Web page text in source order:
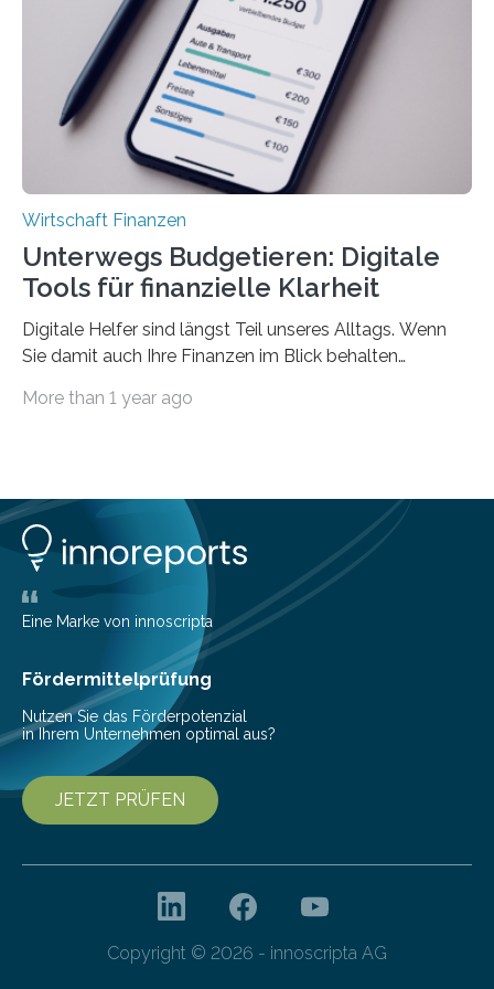
können. Allerdings erhält mit 44 Prozent noch nicht
einmal die Hälfte aller Beschäftigten in der
Privatwirtschaft Urlaubsgeld. Zu diesem…
Wirtschaft Finanzen
Unterwegs Budgetieren: Digitale
Tools für finanzielle Klarheit
Digitale Helfer sind längst Teil unseres Alltags. Wenn
Sie damit auch Ihre Finanzen im Blick behalten
die genau das ermöglichen: Sie helfen Ihnen, Ausgaben
Lösungen interessieren. 1. Multibanking-Tools: Alle
Konten auf einen Blick Viele Banken bieten bereits in
ihrem Online-Banking eine Multibanking-Funktion an,
mit der sich Konten bei anderen Banken…
More than 1 year ago
Eine Marke von innoscripta
Fördermittelprüfung
Nutzen Sie das Förderpotenzial
in Ihrem Unternehmen optimal aus?
JETZT PRÜFEN
Copyright © 2026 - innoscripta AG